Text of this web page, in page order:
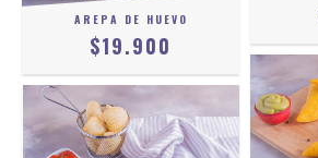
AREPA DE HUEVO
$19.900